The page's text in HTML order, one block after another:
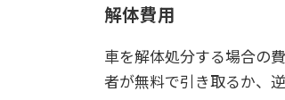
解体費用
車を解体処分する場合の
者が無料で引き取るか、